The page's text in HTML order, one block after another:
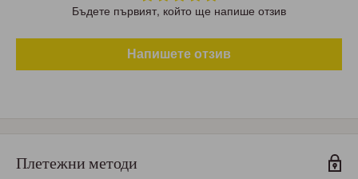
Бъдете първият, който ще напише отзив
Напишете отзив
Плетежни методи